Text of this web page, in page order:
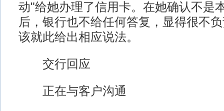
动"给她办理了信用卡。在她确认不是
后，银行也不给任何答复，显得很不
该就此给出相应说法。
交行回应
正在与客户沟通